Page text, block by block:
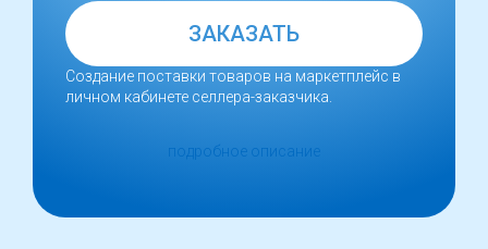
ЗАКАЗАТЬ
Создание поставки товаров на маркетплейс в
личном кабинете селлера-заказчика.
подробное описание